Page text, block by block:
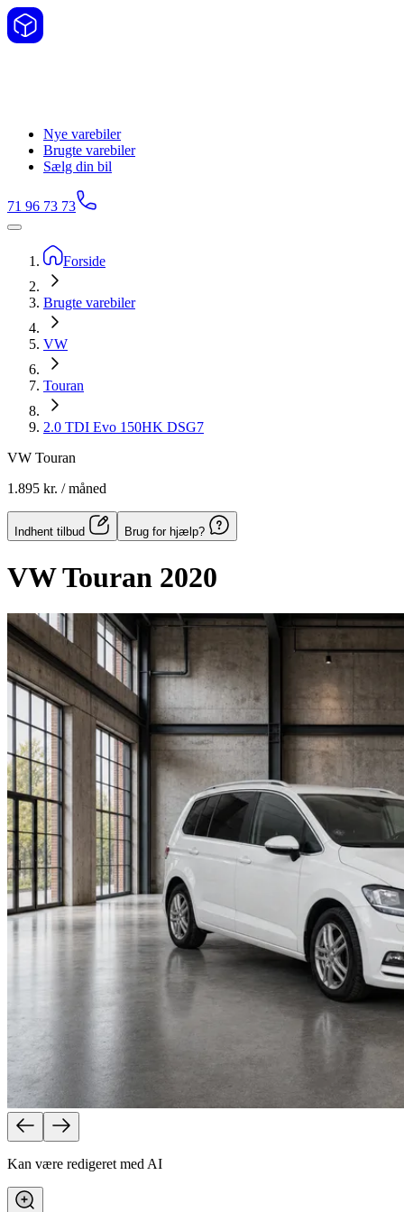
Nye varebiler
Brugte varebiler
Sælg din bil
71 96 73 73
Forside
Brugte varebiler
VW
Touran
2.0 TDI Evo 150HK DSG7
VW Touran
1.895 kr. / måned
Indhent tilbud Brug for hjælp?
VW Touran 2020
Kan være redigeret med AI